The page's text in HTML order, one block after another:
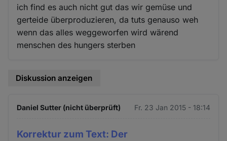
ich find es auch nicht gut das wir gemüse und
gerteide überproduzieren, da tuts genauso weh
wenn das alles weggeworfen wird wärend
menschen des hungers sterben
Diskussion anzeigen
Daniel Sutter (nicht überprüft) Fr. 23 Jan 2015 - 18:14
Korrektur zum Text: Der